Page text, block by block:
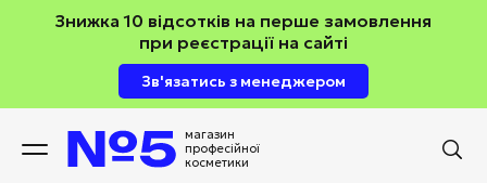
Знижка 10 відсотків на перше замовлення
при реєстрації на сайті
Зв'язатись з менеджером
магазин
професійної
косметики